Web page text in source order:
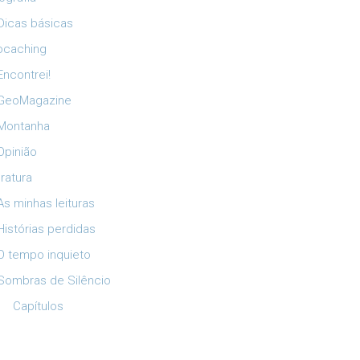
básicas
minhas leituras
perdidas
tempo inquieto
de Silêncio
Capítulos